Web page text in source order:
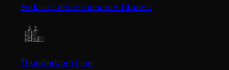
Entfessle deinen inneren Titanen
Thunderborn Line